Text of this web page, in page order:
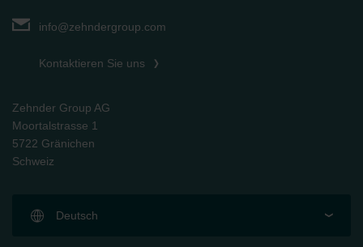
info@zehndergroup.com
Kontaktieren Sie uns
Zehnder Group AG
Moortalstrasse 1
5722 Gränichen
Schweiz
Deutsch